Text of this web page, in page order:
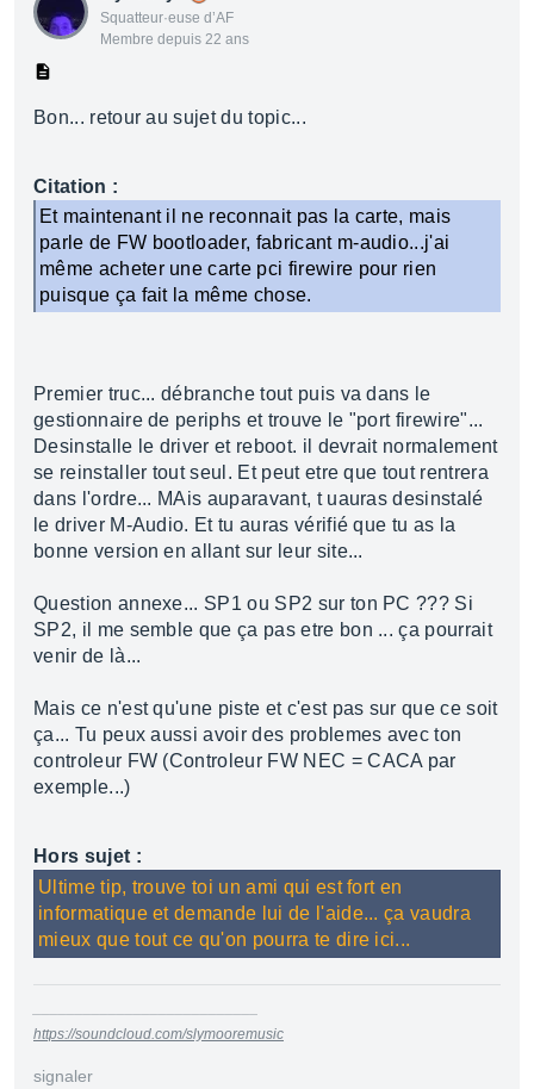
Squatteur·euse d’AF
Membre depuis 22 ans
Bon... retour au sujet du topic...
Citation :
Et maintenant il ne reconnait pas la carte, mais
parle de FW bootloader, fabricant m-audio...j'ai
même acheter une carte pci firewire pour rien
puisque ça fait la même chose.
Premier truc... débranche tout puis va dans le
gestionnaire de periphs et trouve le "port firewire"...
Desinstalle le driver et reboot. il devrait normalement
se reinstaller tout seul. Et peut etre que tout rentrera
dans l'ordre... MAis auparavant, t uauras desinstalé
le driver M-Audio. Et tu auras vérifié que tu as la
bonne version en allant sur leur site...
Question annexe... SP1 ou SP2 sur ton PC ??? Si
SP2, il me semble que ça pas etre bon ... ça pourrait
venir de là...
Mais ce n'est qu'une piste et c'est pas sur que ce soit
ça... Tu peux aussi avoir des problemes avec ton
controleur FW (Controleur FW NEC = CACA par
exemple...)
Hors sujet :
Ultime tip, trouve toi un ami qui est fort en
informatique et demande lui de l'aide... ça vaudra
mieux que tout ce qu'on pourra te dire ici...
https://soundcloud.com/slymooremusic
signaler